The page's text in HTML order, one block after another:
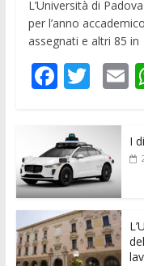
L’Università di
per l’anno
assegnati e altri 85 in
F
e
b
o
o
k
T
itt
er
E
l
I